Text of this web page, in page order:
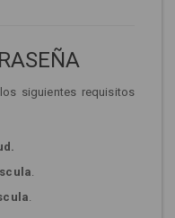
siguientes requisitos
.
.